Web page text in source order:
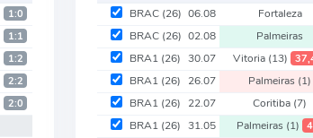
1:0
1:1
1:2
2:2
2:0
BRAC (26) 06.08 Fortaleza
BRAC (26) 02.08 Palmeiras
BRA1 (26) 30.07 Vitoria (13)
BRA1 (26) 26.07 Palmeiras (1)
BRA1 (26) 22.07 Coritiba (7)
BRA1 (26) 31.05 Palmeiras (1)